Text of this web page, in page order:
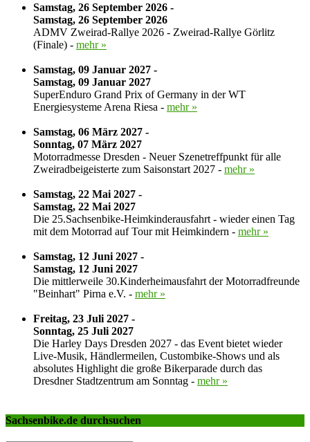
Samstag, 26 September 2026 -
Samstag, 26 September 2026
ADMV Zweirad-Rallye 2026 - Zweirad-Rallye Görlitz
(Finale) - mehr »
Samstag, 09 Januar 2027 -
Samstag, 09 Januar 2027
SuperEnduro Grand Prix of Germany in der WT
Energiesysteme Arena Riesa - mehr »
Samstag, 06 März 2027 -
Sonntag, 07 März 2027
Motorradmesse Dresden - Neuer Szenetreffpunkt für alle
Zweiradbeigeisterte zum Saisonstart 2027 - mehr »
Samstag, 22 Mai 2027 -
Samstag, 22 Mai 2027
Die 25.Sachsenbike-Heimkinderausfahrt - wieder einen Tag
mit dem Motorrad auf Tour mit Heimkindern - mehr »
Samstag, 12 Juni 2027 -
Samstag, 12 Juni 2027
Die mittlerweile 30.Kinderheimausfahrt der Motorradfreunde
"Beinhart" Pirna e.V. - mehr »
Freitag, 23 Juli 2027 -
Sonntag, 25 Juli 2027
Die Harley Days Dresden 2027 - das Event bietet wieder
Live-Musik, Händlermeilen, Custombike-Shows und als
absolutes Highlight die große Bikerparade durch das
Dresdner Stadtzentrum am Sonntag - mehr »
Sachsenbike.de durchsuchen